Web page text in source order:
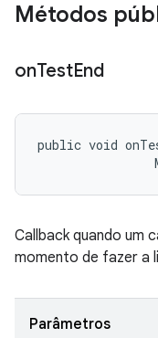
Métodos
onTestEnd
public void
Callback quando um
momento de fazer a
Parâmetros